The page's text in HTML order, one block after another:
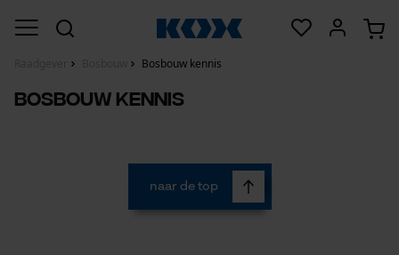
Bosbouw kennis
Bosbouw kennis
naar de top